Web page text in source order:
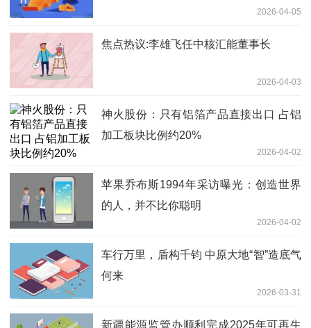
2026-04-05
焦点热议:李雄飞任中核汇能董事长
2026-04-03
神火股份：只有铝箔产品直接出口 占铝
加工板块比例约20%
2026-04-02
苹果乔布斯1994年采访曝光：创造世界
的人，并不比你聪明
2026-04-02
车行万里，盾构千钧 中原大地“智”造底气
何来
2026-03-31
新疆能源监管办顺利完成2025年可再生